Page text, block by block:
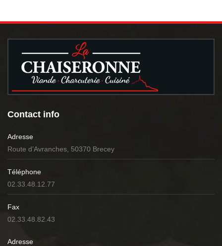
Contact info
Adresse
Route d’Avranches, 50370 Brecey
Téléphone
02.33.48.12.77
Fax
02.33.48.82.43
Adresse